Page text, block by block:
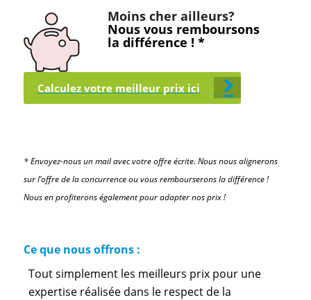
Moins cher ailleurs?
Nous vous remboursons
la différence ! *
Calculez votre meilleur prix ici
* Envoyez-nous un mail avec votre offre écrite. Nous nous alignerons
sur l’offre de la concurrence ou vous rembourserons la différence !
Nous en profiterons également pour adapter nos prix !
Ce que nous offrons :
Tout simplement les meilleurs prix pour une
expertise réalisée dans le respect de la